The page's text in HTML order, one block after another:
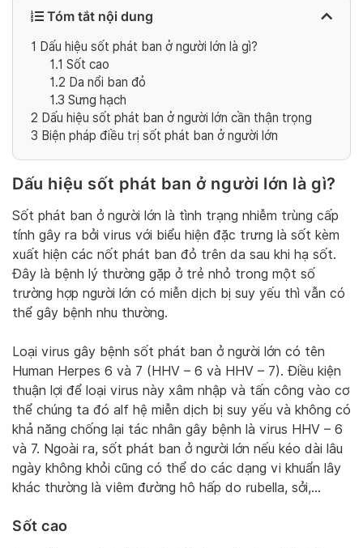
Tóm tắt nội dung
1 Dấu hiệu sốt phát ban ở người lớn là gì?
1.1 Sốt cao
1.2 Da nổi ban đỏ
1.3 Sưng hạch
2 Dấu hiệu sốt phát ban ở người lớn cần thận trọng
3 Biện pháp điều trị sốt phát ban ở người lớn
Dấu hiệu sốt phát ban ở người lớn là gì?
Sốt phát ban ở người lớn là tình trạng nhiễm trùng cấp
tính gây ra bởi virus với biểu hiện đặc trưng là sốt kèm
xuất hiện các nốt phát ban đỏ trên da sau khi hạ sốt.
Đây là bệnh lý thường gặp ở trẻ nhỏ trong một số
trường hợp người lớn có miễn dịch bị suy yếu thì vẫn có
thể gây bệnh nhu thường.
Loại virus gây bệnh sốt phát ban ở người lớn có tên
Human Herpes 6 và 7 (HHV – 6 và HHV – 7). Điều kiện
thuận lợi để loại virus này xâm nhập và tấn công vào cơ
thể chúng ta đó alf hệ miễn dịch bị suy yếu và không có
khả năng chống lại tác nhân gây bệnh là virus HHV – 6
và 7. Ngoài ra, sốt phát ban ở người lớn nếu kéo dài lâu
ngày không khỏi cũng có thể do các dạng vi khuẩn lây
khác thường là viêm đường hô hấp do rubella, sởi,…
Sốt cao